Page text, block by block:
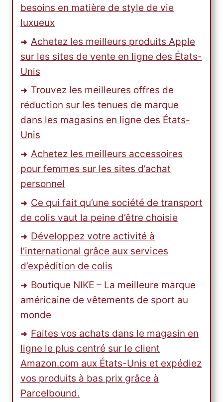
besoins en matière de style de vie
luxueux
Achetez les meilleurs produits Apple
sur les sites de vente en ligne des États-
Unis
Trouvez les meilleures offres de
réduction sur les tenues de marque
dans les magasins en ligne des États-
Unis
Achetez les meilleurs accessoires
pour femmes sur les sites d’achat
personnel
Ce qui fait qu’une société de transport
de colis vaut la peine d’être choisie
Développez votre activité à
l’international grâce aux services
d’expédition de colis
Boutique NIKE – La meilleure marque
américaine de vêtements de sport au
monde
Faites vos achats dans le magasin en
ligne le plus centré sur le client
Amazon.com aux États-Unis et expédiez
vos produits à bas prix grâce à
Parcelbound.